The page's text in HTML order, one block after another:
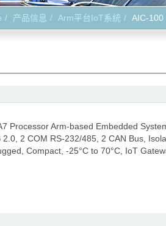
产品信息 Arm平台IoT系统 AIC-100
Processor Arm-based Embedded
2 COM RS-232/485, 2 CAN Bus,
Compact, -25°C to 70°C, IoT